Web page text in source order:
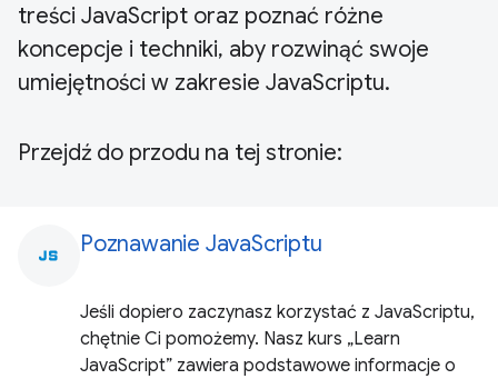
treści JavaScript oraz poznać różne
koncepcje i techniki, aby rozwinąć swoje
umiejętności w zakresie JavaScriptu.
Przejdź do przodu na tej stronie:
javascript Poznawanie JavaScriptu
Jeśli dopiero zaczynasz korzystać z JavaScriptu,
chętnie Ci pomożemy. Nasz kurs „Learn
JavaScript” zawiera podstawowe informacje o